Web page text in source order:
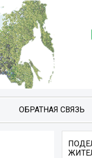
ОБРАТНАЯ СВЯЗЬ